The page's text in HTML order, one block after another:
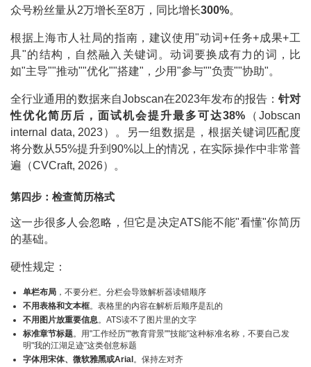
众号粉丝量从2万增长至8万，同比增长300%。
根据上海市人社局的指南，建议使用"动词+任务+成果+工
具"的结构，自然融入关键词。动词要换成有力的词，比
如"主导""推动""优化""搭建"，少用"参与""负责""协助"。
全行业通用的数据来自Jobscan在2023年发布的报告： 针对
性优化简历后，面试机会提升最多可达38% （Jobscan
internal data, 2023）。另一组数据是，根据关键词匹配度
将分数从55%提升到90%以上的情况，在实际操作中非常普
遍（CVCraft, 2026）。
第四步：检查简历格式
这一步很多人会忽略，但它是决定ATS能不能"看懂"你简历
的基础。
硬性规定：
单栏布局 ，不要分栏。分栏会导致解析器读错顺序
不用表格和文本框。表格里的内容在解析后顺序是乱的
不用图片放重要信息 。ATS读不了图片里的文字
标准章节标题。用"工作经历""教育背景""技能"这种标准名称，不要自己发
明"我的江湖足迹"这类创意标题
字体用宋体、微软雅黑或Arial。保持左对齐